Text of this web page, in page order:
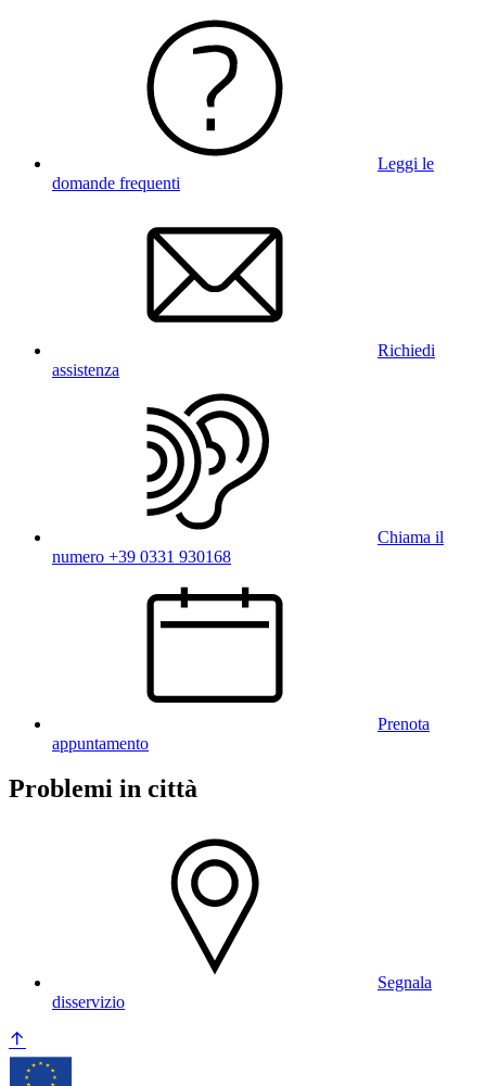
Leggi le
domande frequenti
Richiedi
assistenza
Chiama il
numero +39 0331 930168
Prenota
appuntamento
Problemi in città
Segnala
disservizio